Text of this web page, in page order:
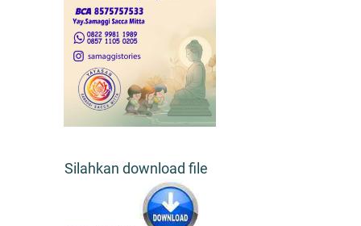
Silahkan download file